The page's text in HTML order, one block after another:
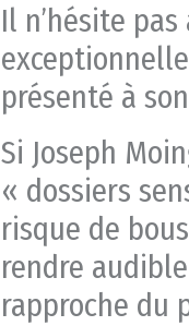
Il n’hésite
présenté à
Si Joseph
« dossiers
risque de
rendre
rapproche du